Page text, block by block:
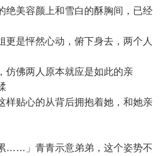
美容颜上和雪白的酥胸间，已经
更是怦然心动，俯下身去，两个人
仿佛两人原本就应是如此的亲
样贴心的从背后拥抱着她，和她亲
」青青示意弟弟，这个姿势不